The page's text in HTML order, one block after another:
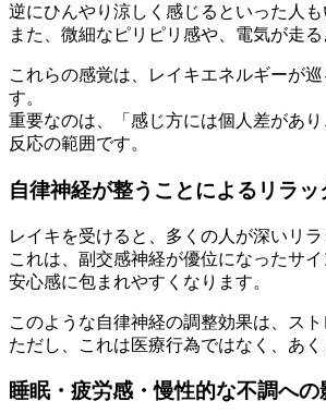
逆にひんやり涼しく感じるといった人も
また、微細なピリピリ感や、電気が走
これらの感覚は、レイキエネルギーが
す。
重要なのは、「感じ方には個人差があ
反応の範囲です。
自律神経が整うことによるリラッ
レイキを受けると、多くの人が深いリ
これは、副交感神経が優位になったサ
安心感に包まれやすくなります。
このような自律神経の調整効果は、ス
ただし、これは医療行為ではなく、あ
睡眠・疲労感・慢性的な不調への